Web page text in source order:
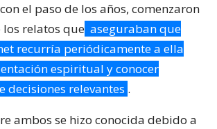
el paso de los años, comenzaron
relatos que aseguraban que
recurría periódicamente a ella
espiritual y conocer
decisiones relevantes .
ambos se hizo conocida debido a